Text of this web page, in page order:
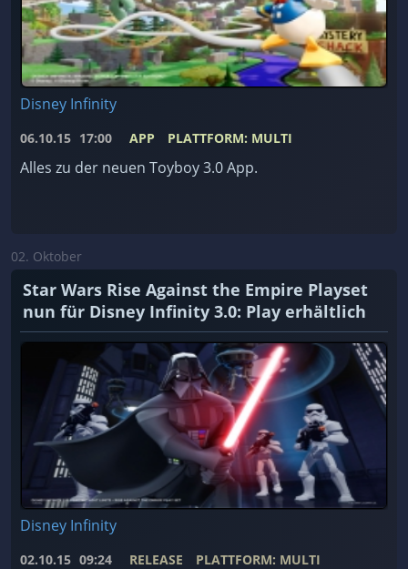
Disney Infinity
06.10.15 17:00 APP PLATTFORM: MULTI
Alles zu der neuen Toyboy 3.0 App.
02. Oktober
Star Wars Rise Against the Empire Playset
nun für Disney Infinity 3.0: Play erhältlich
Disney Infinity
02.10.15 09:24 RELEASE PLATTFORM: MULTI